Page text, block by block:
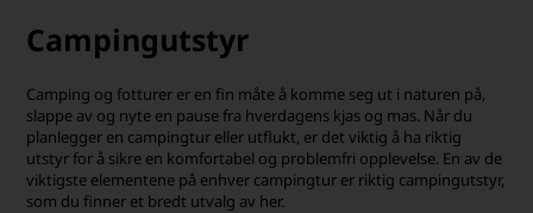
Toll, moms og avgifter inkludert
Billig frakt
Tlf. er stengt uke 27–32
Campingutstyr
Camping og fotturer er en fin måte å komme seg ut i naturen på,
slappe av og nyte en pause fra hverdagens kjas og mas. Når du
planlegger en campingtur eller utflukt, er det viktig å ha riktig
utstyr for å sikre en komfortabel og problemfri opplevelse. En av de
viktigste elementene på enhver campingtur er riktig campingutstyr,
som du finner et bredt utvalg av her.